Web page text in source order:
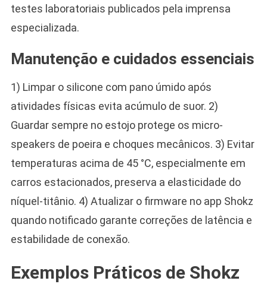
testes laboratoriais publicados pela imprensa
especializada.
Manutenção e cuidados essenciais
1) Limpar o silicone com pano úmido após
atividades físicas evita acúmulo de suor. 2)
Guardar sempre no estojo protege os micro-
speakers de poeira e choques mecânicos. 3) Evitar
temperaturas acima de 45 °C, especialmente em
carros estacionados, preserva a elasticidade do
níquel-titânio. 4) Atualizar o firmware no app Shokz
quando notificado garante correções de latência e
estabilidade de conexão.
Exemplos Práticos de Shokz